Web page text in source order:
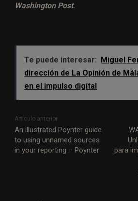
Washington Post.
Te puede interesar: Miguel
dirección de La Opinión de
en el impulso digital
Artículo anterior
An illustrated Poynter guide
to using unnamed sources
in your reporting – Poynter
para